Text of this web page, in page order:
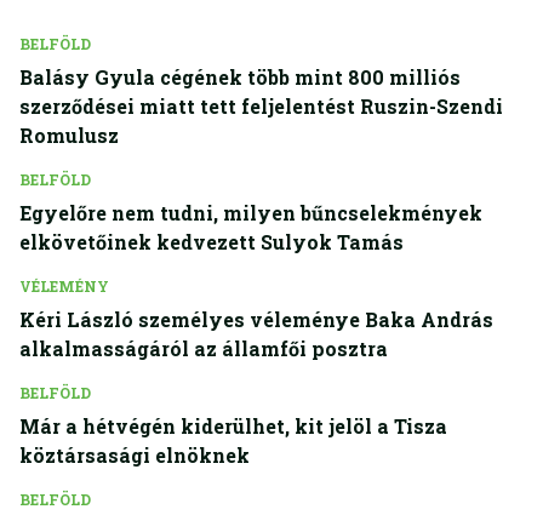
BELFÖLD
Balásy Gyula cégének több mint 800 milliós
szerződései miatt tett feljelentést Ruszin-Szendi
Romulusz
BELFÖLD
Egyelőre nem tudni, milyen bűncselekmények
elkövetőinek kedvezett Sulyok Tamás
VÉLEMÉNY
Kéri László személyes véleménye Baka András
alkalmasságáról az államfői posztra
BELFÖLD
Már a hétvégén kiderülhet, kit jelöl a Tisza
köztársasági elnöknek
BELFÖLD